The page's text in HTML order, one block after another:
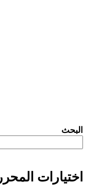
البحث
اختيارات المحرر